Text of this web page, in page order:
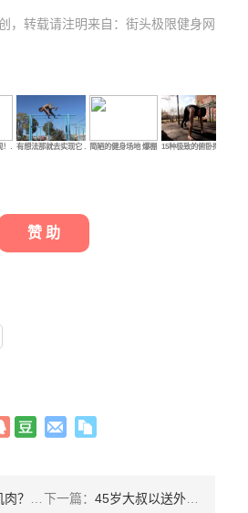
，转载请注明来自：街头极限健身网
！…有想法那就去实现它 …简陋的健身场地 爆棚…15种极致的俯卧撑，…
赞 助
他是怎么做的 下一篇： 45岁大叔以送外卖为生却热衷极限运动，还说贫穷限制了你的想象吗